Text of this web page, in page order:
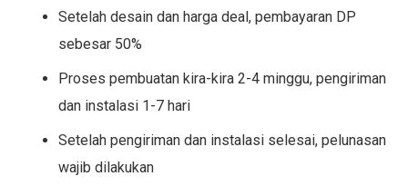
Setelah desain dan harga deal, pembayaran DP
sebesar 50%
Proses pembuatan kira-kira 2-4 minggu, pengiriman
dan instalasi 1-7 hari
Setelah pengiriman dan instalasi selesai, pelunasan
wajib dilakukan